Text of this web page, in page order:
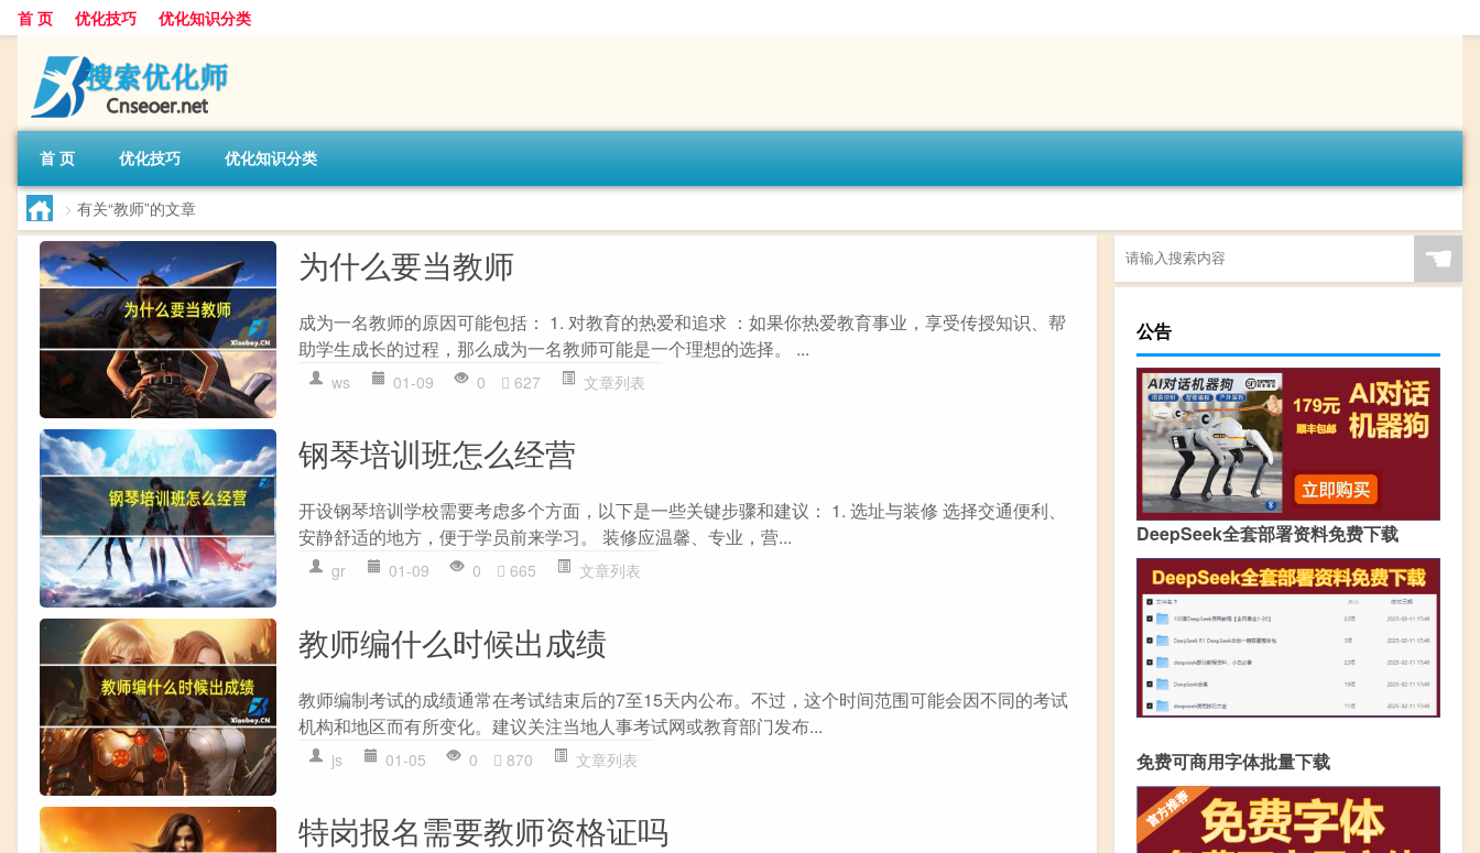
首 页 优化技巧 优化知识分类
首 页 优化技巧 优化知识分类
> 有关“教师”的文章
为什么要当教师
成为一名教师的原因可能包括： 1. 对教育的热爱和追求 ：如果你热爱教育事业，享受传授知识、帮
助学生成长的过程，那么成为一名教师可能是一个理想的选择。 ...
ws 01-09 0 627 文章列表
钢琴培训班怎么经营
开设钢琴培训学校需要考虑多个方面，以下是一些关键步骤和建议： 1. 选址与装修 选择交通便利、
安静舒适的地方，便于学员前来学习。 装修应温馨、专业，营...
gr 01-09 0 665 文章列表
教师编什么时候出成绩
教师编制考试的成绩通常在考试结束后的7至15天内公布。不过，这个时间范围可能会因不同的考试
机构和地区而有所变化。建议关注当地人事考试网或教育部门发布...
js 01-05 0 870 文章列表
特岗报名需要教师资格证吗
☚
公告
DeepSeek全套部署资料免费下载
免费可商用字体批量下载